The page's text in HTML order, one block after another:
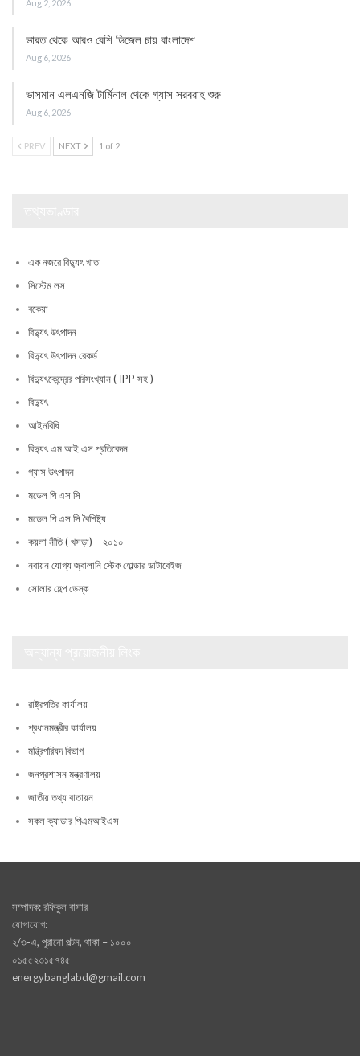
Aug 2, 2026
ভারত থেকে আরও বেশি ডিজেল চায় বাংলাদেশ
Aug 6, 2026
ভাসমান এলএনজি টার্মিনাল থেকে গ্যাস সরবরাহ শুরু
Aug 6, 2026
PREV NEXT 1 of 2
এক নজরে বিদ্যুৎ খাত
সিস্টেম লস
বকেয়া
বিদ্যুৎ উৎপাদন
বিদ্যুৎ উৎপাদন রেকর্ড
বিদ্যুৎকেন্দ্রের পরিসংখ্যান ( IPP সহ )
বিদ্যুৎ
আইনবিধি
বিদ্যুৎ এম আই এস প্রতিবেদন
গ্যাস উৎপাদন
মডেল পি এস সি
মডেল পি এস সি বৈশিষ্ট্য
কয়লা নীতি ( খসড়া) – ২০১০
নবায়ন যোগ্য জ্বালানি স্টেক হোল্ডার ডাটাবেইজ
সোলার হেল্প ডেস্ক
রাষ্ট্রপতির কার্যালয়
প্রধানমন্ত্রীর কার্যালয়
মন্ত্রিপরিষদ বিভাগ
জনপ্রশাসন মন্ত্রণালয়
জাতীয় তথ্য বাতায়ন
সকল ক্যাডার পিএমআইএস
সম্পাদক: রফিকুল বাসার
যোগাযোগ:
২/৩-এ, পূরানো পল্টন, থাকা – ১০০০
০১৫৫২৩১৫৭৪৫
energybanglabd@gmail.com